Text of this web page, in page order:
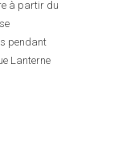
à partir du
pendant
Lanterne